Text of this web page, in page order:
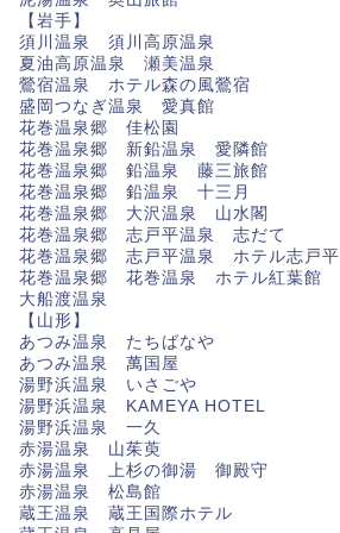
【岩手】
須川温泉 須川高原温泉
夏油高原温泉 瀬美温泉
鶯宿温泉 ホテル森の風鶯宿
盛岡つなぎ温泉 愛真館
花巻温泉郷 佳松園
花巻温泉郷 新鉛温泉 愛隣館
花巻温泉郷 鉛温泉 藤三旅館
花巻温泉郷 鉛温泉 十三月
花巻温泉郷 大沢温泉 山水閣
花巻温泉郷 志戸平温泉 志だて
花巻温泉郷 志戸平温泉 ホテル志戸平
花巻温泉郷 花巻温泉 ホテル紅葉館
大船渡温泉
【山形】
あつみ温泉 たちばなや
あつみ温泉 萬国屋
湯野浜温泉 いさごや
湯野浜温泉 KAMEYA HOTEL
湯野浜温泉 一久
赤湯温泉 山茱萸
赤湯温泉 上杉の御湯 御殿守
赤湯温泉 松島館
蔵王温泉 蔵王国際ホテル